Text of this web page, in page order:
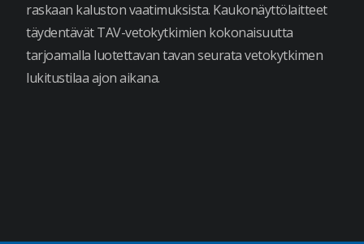
raskaan kaluston vaatimuksista. Kaukonäyttölaitteet
täydentävät TAV-vetokytkimien kokonaisuutta
tarjoamalla luotettavan tavan seurata vetokytkimen
lukitustilaa ajon aikana.